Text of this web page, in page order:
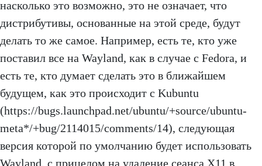
насколько это возможно, это не означает, что
дистрибутивы, основанные на этой среде, будут
делать то же самое. Например, есть те, кто уже
поставил все на Wayland, как в случае с Fedora, и
есть те, кто думает сделать это в ближайшем
будущем, как это происходит с Kubuntu
(https://bugs.launchpad.net/ubuntu/+source/ubuntu-
meta*/+bug/2114015/comments/14), следующая
версия которой по умолчанию будет использовать
Wayland, с прицелом на удаление сеанса X11 в